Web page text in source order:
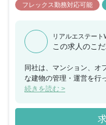
フレックス勤務対応可能
リアルエステート
この求人のこ
同社は、マンション、オ
な建物の管理・運営を行
的な財務・経理業務全般
地道な点検業務など幅広
担当業務を行いながら次
続きを読む >